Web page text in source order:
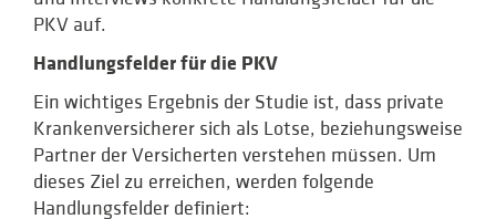
PKV auf.
Handlungsfelder für die PKV
Ein wichtiges Ergebnis der Studie ist, dass private
Krankenversicherer sich als Lotse, beziehungsweise
Partner der Versicherten verstehen müssen. Um
dieses Ziel zu erreichen, werden folgende
Handlungsfelder definiert: